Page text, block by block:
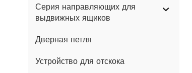
Серия направляющих для
выдвижных ящиков
Дверная петля
Устройство для отскока